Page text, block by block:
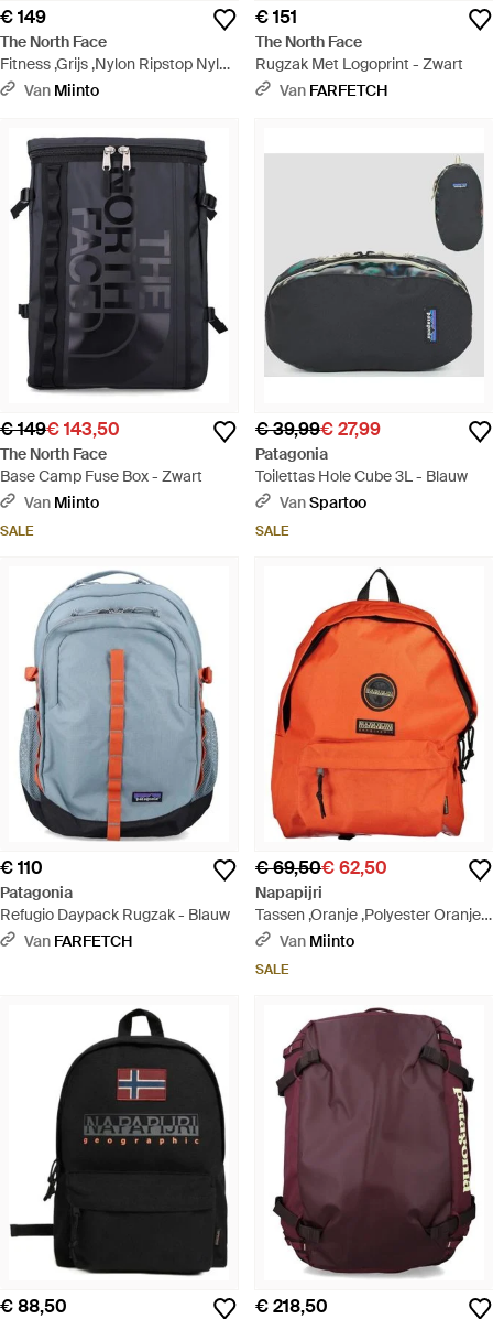
€ 149
The North Face
Fitness ,Grijs ,Nylon Ripstop Nylon
Borealis Rugzak Met Logo - Zwart
Van Miinto
€ 151
The North Face
Rugzak Met Logoprint - Zwart
Van FARFETCH
€ 149€ 143,50
The North Face
Base Camp Fuse Box - Zwart
Van Miinto
SALE
€ 39,99€ 27,99
Patagonia
Toilettas Hole Cube 3L - Blauw
VanSpartoo
SALE
€ 110
Patagonia
Refugio Daypack Rugzak - Blauw
Van FARFETCH
€ 69,50€ 62,50
Napapijri
Tassen ,Oranje ,Polyester Oranje
Rugzak Met Verstelbare Banden -
Van Miinto
SALE
€ 88,50 € 218,50